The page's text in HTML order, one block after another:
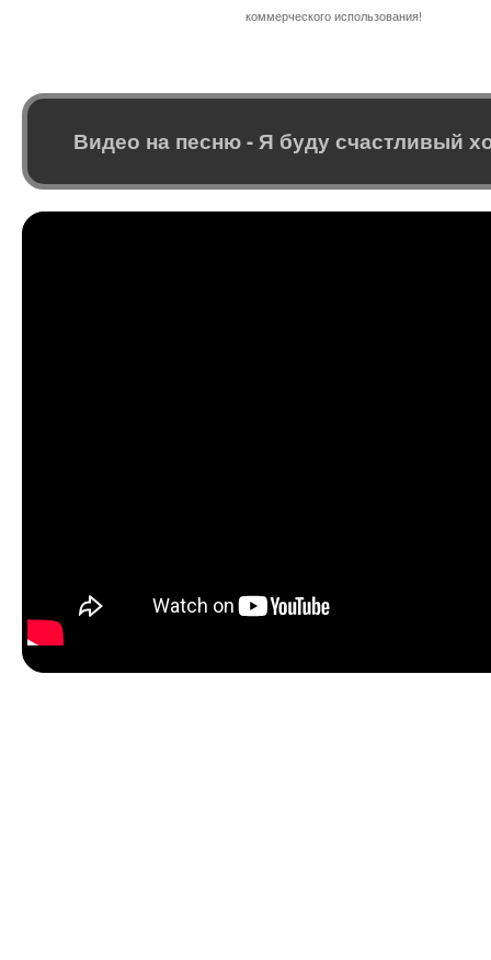
коммерческого использования!
Видео на песню - Я буду счастливый